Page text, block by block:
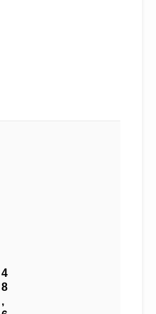
4
8
,